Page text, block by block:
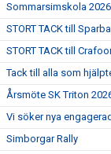
Sommarsimskola 2026
STORT TACK till
STORT TACK till
Tack till alla som
Årsmöte SK Triton
Vi söker nya
Simborgar Rally